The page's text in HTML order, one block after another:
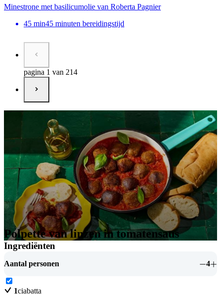
Minestrone met basilicumolie van Roberta Pagnier
45 min45 minuten bereidingstijd
pagina 1 van 214
Polpette van linzen in tomatensaus
Ingrediënten
Aantal personen 4
1ciabatta